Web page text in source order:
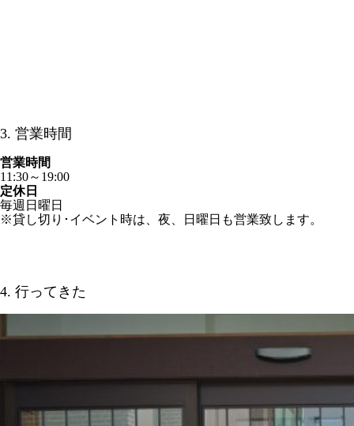
3. 営業時間
営業時間
11:30～19:00
定休日
毎週日曜日
​※貸し切り･イベント時は、夜、日曜日も営業致します。
4. 行ってきた